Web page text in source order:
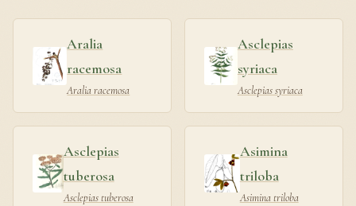
Aralia
racemosa
Aralia racemosa
Asclepias
syriaca
Asclepias syriaca
Asclepias
tuberosa
Asclepias tuberosa
Asimina
triloba
Asimina triloba